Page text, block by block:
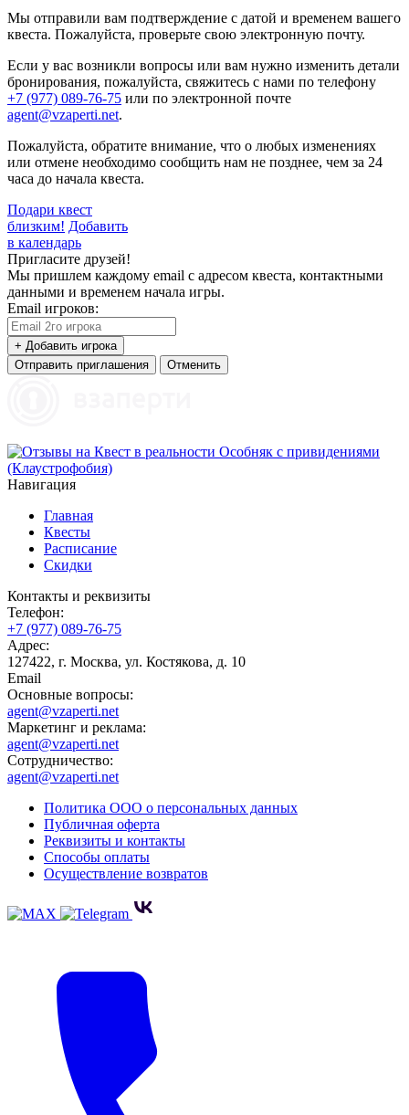
Мы отправили вам подтверждение с датой и временем вашего
квеста. Пожалуйста, проверьте свою электронную почту.
Если у вас возникли вопросы или вам нужно изменить детали
бронирования, пожалуйста, свяжитесь с нами по телефону
+7 (977) 089-76-75 или по электронной почте
agent@vzaperti.net.
Пожалуйста, обратите внимание, что о любых изменениях
или отмене необходимо сообщить нам не позднее, чем за 24
часа до начала квеста.
Подари квест
близким! Добавить
в календарь
Пригласите друзей!
Мы пришлем каждому email с адресом квеста, контактными
данными и временем начала игры.
Email игроков:
+ Добавить игрока
Отправить приглашения
Отменить
Навигация
Главная
Квесты
Расписание
Скидки
Контакты и реквизиты
Телефон:
+7 (977) 089-76-75
Адрес:
127422, г. Москва, ул. Костякова, д. 10
Email
Основные вопросы:
agent@vzaperti.net
Маркетинг и реклама:
agent@vzaperti.net
Сотрудничество:
agent@vzaperti.net
Политика ООО о персональных данных
Публичная оферта
Реквизиты и контакты
Способы оплаты
Осуществление возвратов